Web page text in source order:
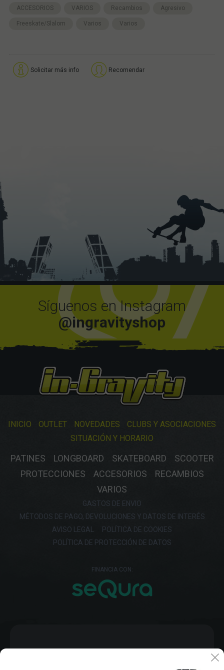
ACCESORIOS VARIOS Recambios Agresivo
Freeskate/Slalom Varios Varios
Solicitar más info Recomendar
Síguenos en Instagram
@ingravityshop
INICIO OUTLET NOVEDADES
CLUBS Y ASOCIACIONES
SITUACIÓN Y HORARIO
PATINES LONGBOARD SKATEBOARD
SCOOTER
PROTECCIONES
ACCESORIOS
RECAMBIOS
VARIOS
GASTOS DE ENVIO
MÉTODOS DE PAGO, DEVOLUCIONES Y DATOS DE INTERÉS
AVISO LEGAL
POLÍTICA DE COOKIES
POLÍTICA DE PROTECCIÓN DE DATOS
FINANCIA CON: